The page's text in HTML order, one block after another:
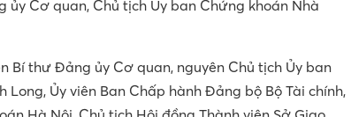
ủy Cơ quan, Chủ tịch Ủy ban Chứng khoán Nhà
Bí thư Đảng ủy Cơ quan, nguyên Chủ tịch Ủy ban
Ủy viên Ban Chấp hành Đảng bộ Bộ Tài chính,